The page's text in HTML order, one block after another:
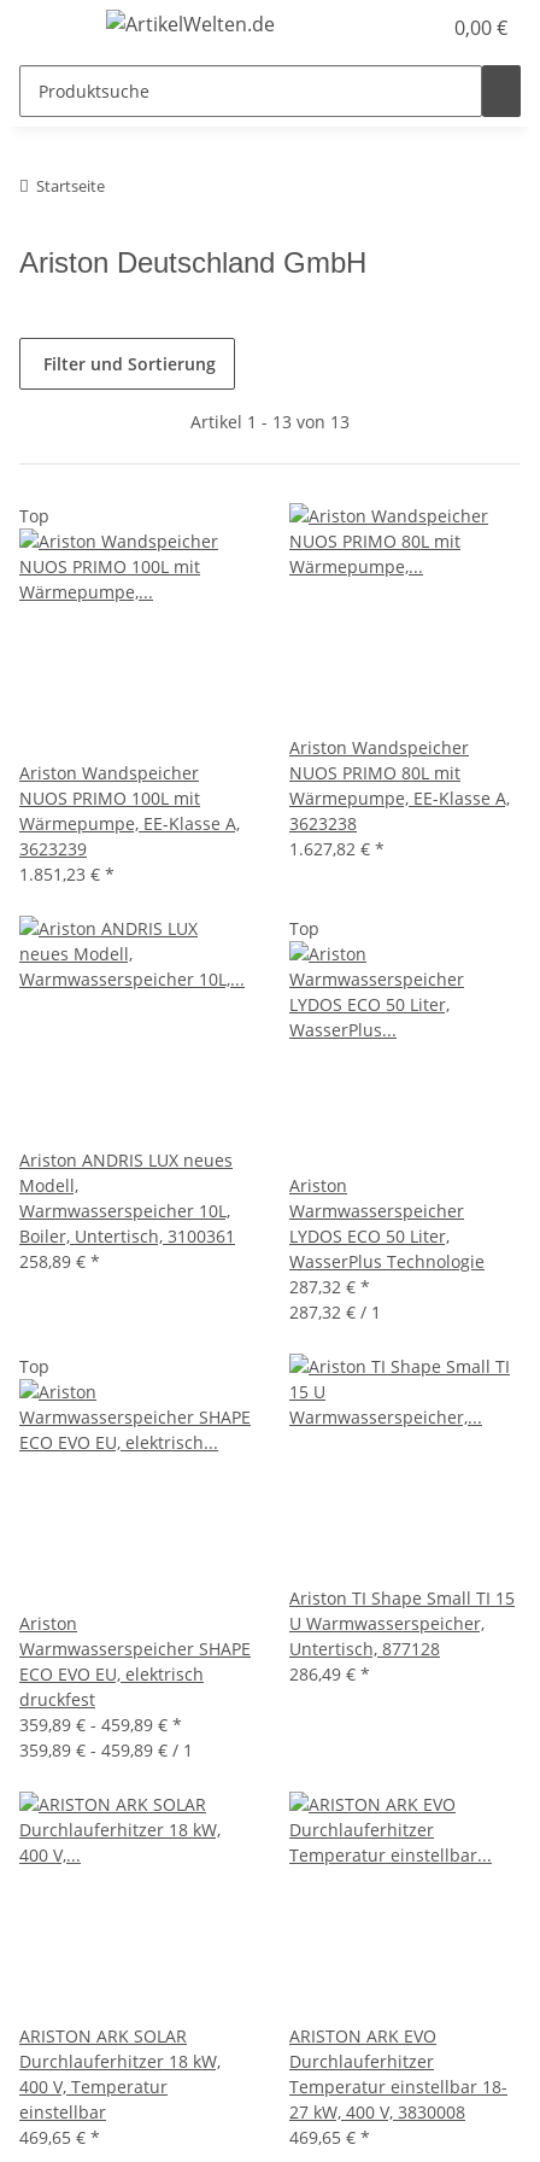
0,00 €
Startseite
Ariston Deutschland GmbH
Filter und Sortierung
Artikel 1 - 13 von 13
Top
Ariston Wandspeicher
NUOS PRIMO 100L mit
Wärmepumpe, EE-Klasse A,
3623239
1.851,23 € *
Ariston Wandspeicher
NUOS PRIMO 80L mit
Wärmepumpe, EE-Klasse A,
3623238
1.627,82 € *
Ariston ANDRIS LUX neues
Modell,
Warmwasserspeicher 10L,
Boiler, Untertisch, 3100361
258,89 € *
Top
Ariston
Warmwasserspeicher
LYDOS ECO 50 Liter,
WasserPlus Technologie
287,32 € *
287,32 € / 1
Top
Ariston
Warmwasserspeicher SHAPE
ECO EVO EU, elektrisch
druckfest
359,89 € - 459,89 € *
359,89 € - 459,89 € / 1
Ariston TI Shape Small TI 15
U Warmwasserspeicher,
Untertisch, 877128
286,49 € *
ARISTON ARK SOLAR
Durchlauferhitzer 18 kW,
400 V, Temperatur
einstellbar
469,65 € *
ARISTON ARK EVO
Durchlauferhitzer
Temperatur einstellbar 18-
27 kW, 400 V, 3830008
469,65 € *